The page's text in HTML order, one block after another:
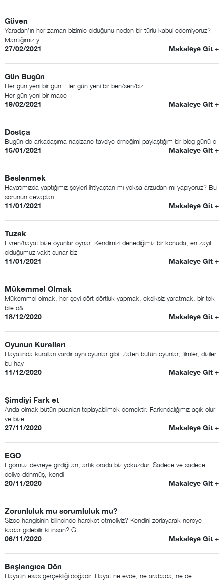
Güven
Yaradan’ın her zaman bizimle olduğunu neden bir türlü kabul edemiyoruz?
Mantığımız y
27/02/2021 Makaleye Git +
Gün Bugün
Her gün yeni bir gün. Her gün yeni bir ben/sen/biz.
Her gün yeni bir mace
19/02/2021 Makaleye Git +
Dostça
Bugün de arkadaşıma naçizane tavsiye örneğimi paylaştığım bir blog günü o
15/01/2021 Makaleye Git +
Beslenmek
Hayatımızda yaptığımız şeyleri ihtiyaçtan mı yoksa arzudan mı yapıyoruz? Bu
sorunun cevapları
11/01/2021 Makaleye Git +
Tuzak
Evren/hayat bize oyunlar oynar. Kendimizi denediğimiz bir konuda, en zayıf
olduğumuz vakit sunar biz
11/01/2021 Makaleye Git +
Mükemmel Olmak
Mükemmel olmak; her şeyi dört dörtlük yapmak, eksiksiz yaratmak, bir tek
bile d&
18/12/2020 Makaleye Git +
Oyunun Kuralları
Hayatında kuralları vardır aynı oyunlar gibi. Zaten bütün oyunlar, filmler, diziler
bu hay
11/12/2020 Makaleye Git +
Şimdiyi Fark et
Anda olmak bütün puanları toplayabilmek demektir. Farkındalığımız açık olur
ve bize
27/11/2020 Makaleye Git +
EGO
Egomuz devreye girdiği an, artık orada biz yokuzdur. Sadece ve sadece
deliye dönmüş, kendi
20/11/2020 Makaleye Git +
Zorunluluk mu sorumluluk mu?
Sizce hangisinin bilincinde hareket etmeliyiz? Kendini zorlayarak nereye
kadar gidebilir ki insan? G
06/11/2020 Makaleye Git +
Başlangıca Dön
Hayatın esas gerçekliği doğadır. Hayat ne evde, ne arabada, ne de